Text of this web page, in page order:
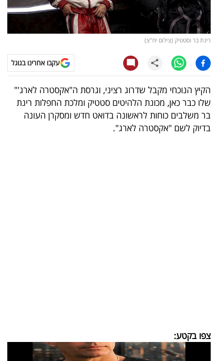
רכילות
עסקית
קריפטו
ויראלי
טלוויזיה
עסקי
ספורט
TOP-
רינת בר וסטטיק (צילום יח"צ)
עקבו אחרינו בגוגל
הקיץ הנוכחי מקבל שדרוג רציני, וגרסת ה"אקסטרה לארג'"
שלו כבר כאן, מכונת הלהיטים סטטיק ומלכת החפלות רינת
בר משלבים כוחות לראשונה בדואט חדש ומסקרן העונה
בדיוק לשם "אקסטרה לארג".
צפו בקטע: